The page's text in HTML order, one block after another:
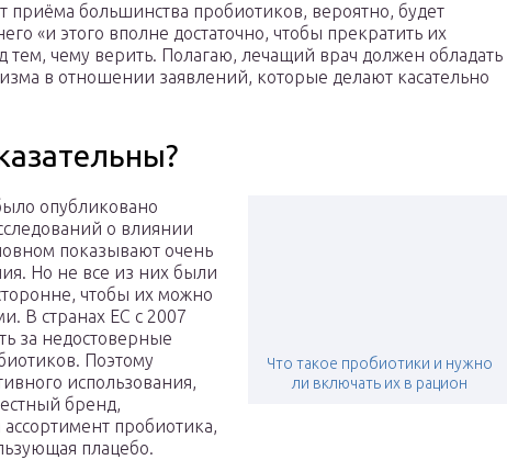
приёма большинства пробиотиков, вероятно, будет
«и этого вполне достаточно, чтобы прекратить их
тем, чему верить. Полагаю, лечащий врач должен обладать
в отношении заявлений, которые делают касательно
Что такое пробиотики и нужно
ли включать их в рацион
опубликовано
о влиянии
показывают очень
Но не все из них были
чтобы их можно
В странах ЕС с 2007
за недостоверные
Поэтому
использования,
бренд,
пробиотика,
плацебо.